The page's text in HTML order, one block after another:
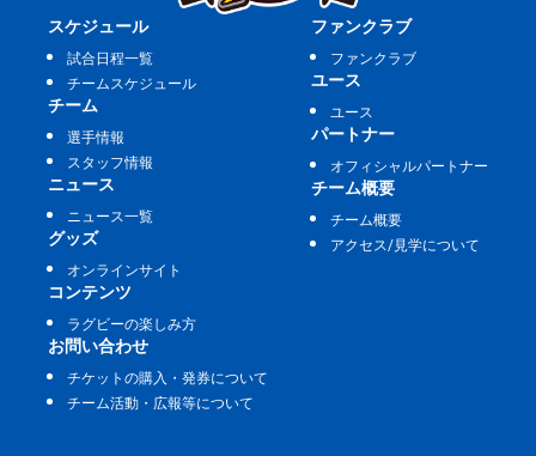
スケジュール
試合日程一覧
チームスケジュール
チーム
選手情報
スタッフ情報
ニュース
ニュース一覧
グッズ
オンラインサイト
ファンクラブ
ファンクラブ
ユース
ユース
パートナー
オフィシャルパートナー
チーム概要
チーム概要
アクセス/見学について
コンテンツ
ラグビーの楽しみ方
お問い合わせ
チケットの購入・発券について
チーム活動・広報等について